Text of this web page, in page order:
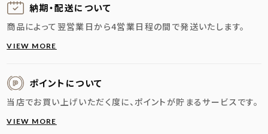
納期・配送に ついて
商品によって翌営業日から4営業日程の間で発送いたします。
VIEW MORE
ポイントについて
当店でお買い上げいただく度に、ポイントが貯まるサービスです。
VIEW MORE